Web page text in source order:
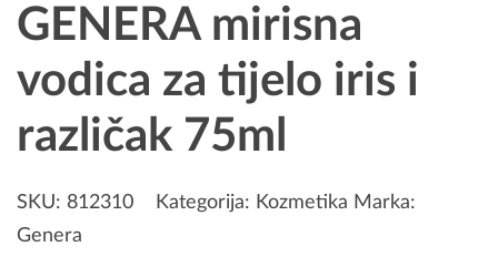
GENERA mirisna
vodica za tijelo iris i
različak 75ml
SKU: 812310 Kategorija: Kozmetika Marka:
Genera